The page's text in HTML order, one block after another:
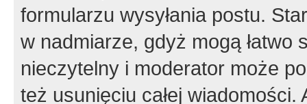
formularzu wysyłania postu.
w nadmiarze, gdyż mogą
nieczytelny i moderator może
też usunięciu całej